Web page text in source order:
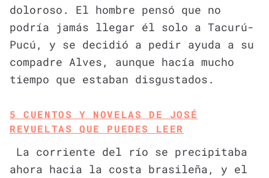
doloroso. El hombre pensó que no
podría jamás llegar él solo a Tacurú-
Pucú, y se decidió a pedir ayuda a su
compadre Alves, aunque hacía mucho
tiempo que estaban disgustados.
5 CUENTOS Y NOVELAS DE JOSÉ
REVUELTAS QUE PUEDES LEER
La corriente del río se precipitaba
ahora hacia la costa brasileña, y el